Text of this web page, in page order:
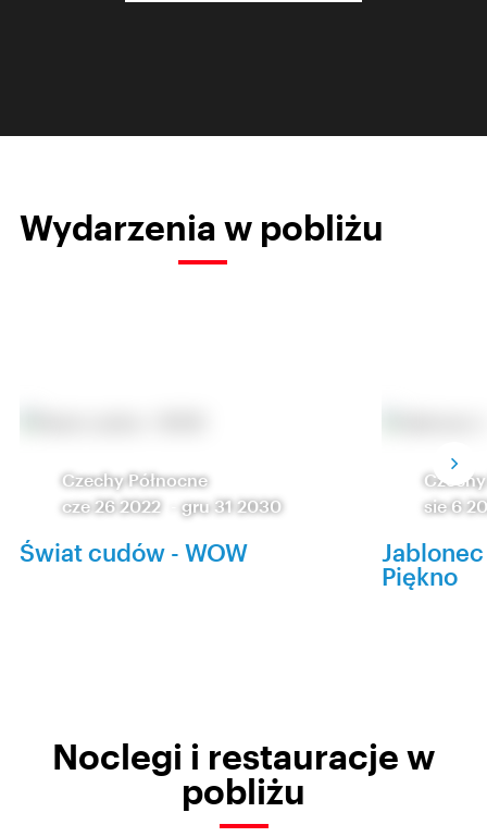
Wydarzenia w pobliżu
Czechy Północne
cze 26 2022
-gru 31 2030
Świat cudów - WOW
sie 6
Piękno
Noclegi i restauracje w
pobliżu